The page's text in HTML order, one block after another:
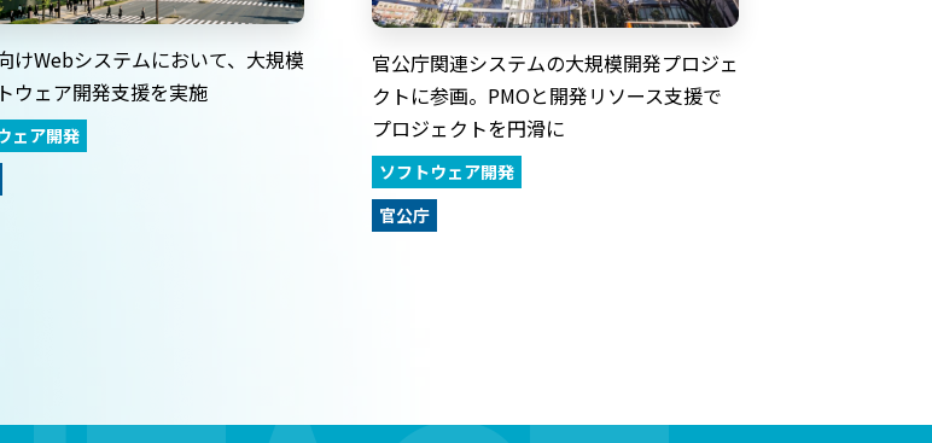
けWebシステムにおいて、大規模
ウェア開発支援を実施
ェア開発
官公庁関連システムの大規模開発プロジェ
クトに参画。PMOと開発リソース支援で
プロジェクトを円滑に
ソフトウェア開発
官公庁